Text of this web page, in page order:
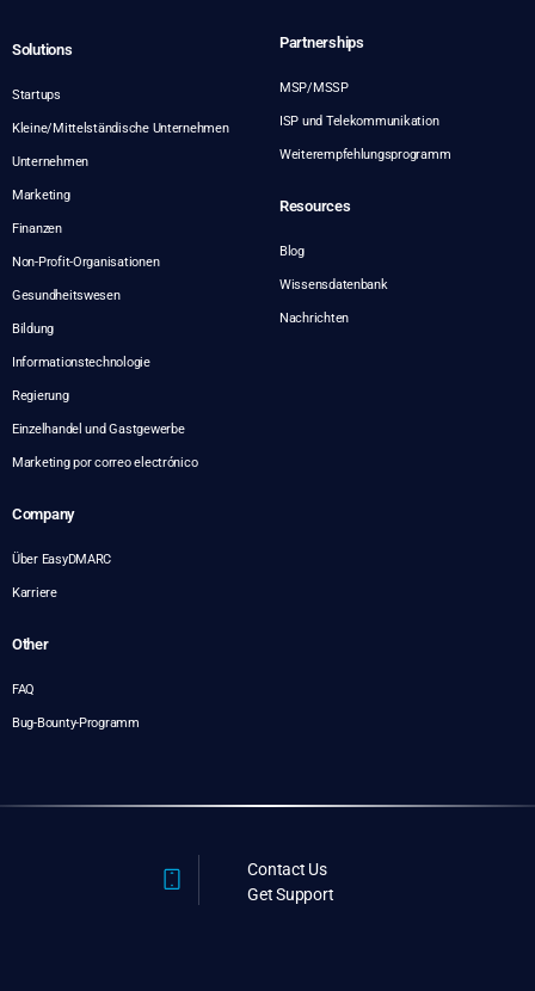
Solutions
Startups
Kleine/Mittelständische Unternehmen
Unternehmen
Marketing
Finanzen
Non-Profit-Organisationen
Gesundheitswesen
Bildung
Informationstechnologie
Regierung
Einzelhandel und Gastgewerbe
Marketing por correo electrónico
Partnerships
MSP/MSSP
ISP und Telekommunikation
Weiterempfehlungsprogramm
Resources
Blog
Wissensdatenbank
Nachrichten
Company
Über EasyDMARC
Karriere
Other
FAQ
Bug-Bounty-Programm
Contact Us
Get Support